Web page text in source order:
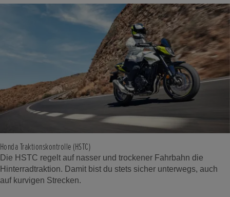
Honda Traktionskontrolle (HSTC)
Die HSTC regelt auf nasser und trockener Fahrbahn die
Hinterradtraktion. Damit bist du stets sicher unterwegs, auch
auf kurvigen Strecken.